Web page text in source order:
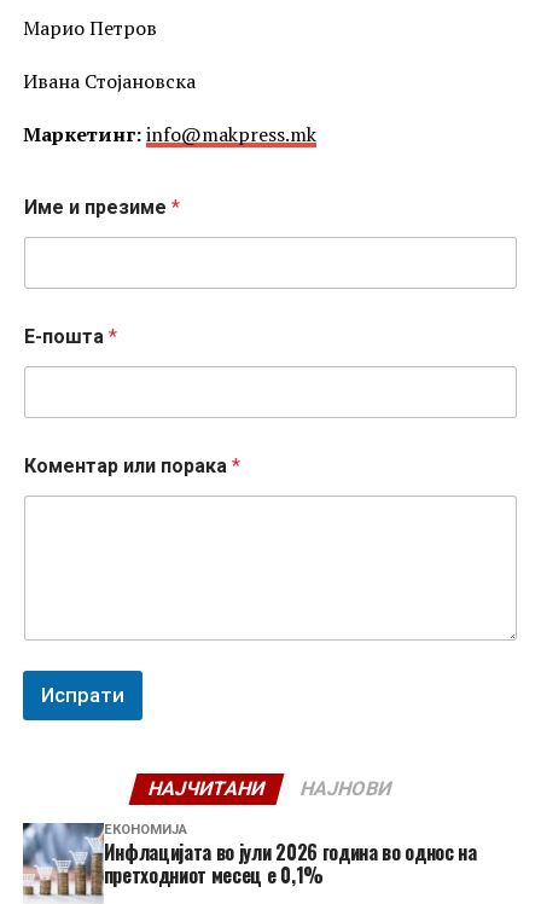
Марио Петров
Ивана Стојановска
Маркетинг:info@makpress.mk
Име и презиме *
Е-пошта *
-
п
*
Коментар или порака *
Испрати
НАЈЧИТАНИ НАЈНОВИ
ЕКОНОМИЈА
Инфлацијата во јули 2026 година во однос на
претходниот месец е 0,1%